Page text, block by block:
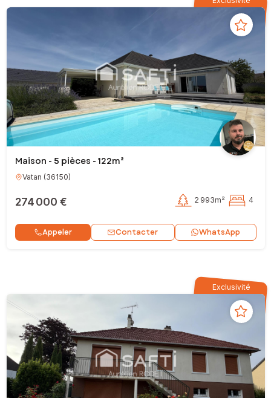
Maison - 5 pièces - 122m²
Vatan (36150)
274 000 € 2 993m² 4
Appeler Contacter WhatsApp
Exclusivité